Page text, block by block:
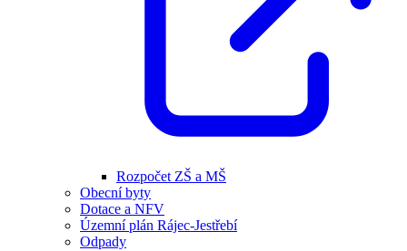
Rozpočet ZŠ a MŠ
Obecní byty
Dotace a NFV
Územní plán Rájec-Jestřebí
Odpady